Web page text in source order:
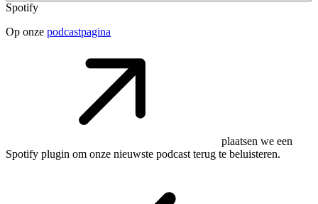
Spotify
Op onze podcastpagina
plaatsen we een
Spotify plugin om onze nieuwste podcast terug te beluisteren.